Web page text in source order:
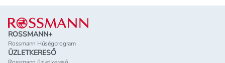
Lábléc
ROSSMANN+
Rossmann Hűségprogram
ÜZLETKERESŐ